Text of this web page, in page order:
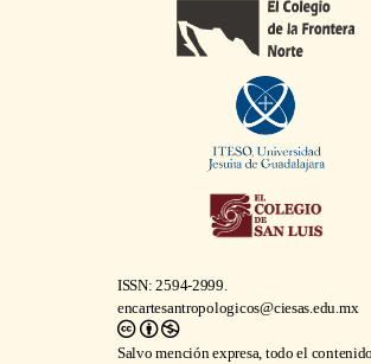
ISSN: 2594-2999.
encartesantropologicos@ciesas.edu.mx
Salvo mención expresa, todo el